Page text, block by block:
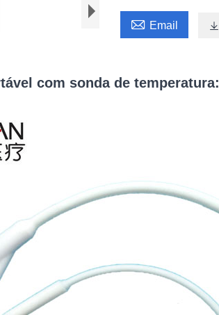
 Email 
com sonda de temperatura: